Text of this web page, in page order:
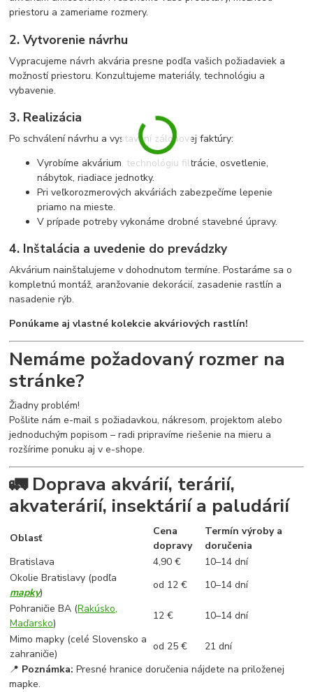
priestoru a zameriame rozmery.
2. Vytvorenie návrhu
Vypracujeme návrh akvária presne podľa vašich požiadaviek a
možností priestoru. Konzultujeme materiály, technológiu a
vybavenie.
3. Realizácia
Po schválení návrhu a vystavení zálohovej faktúry:
Vyrobíme akvárium, technológiu filtrácie, osvetlenie,
nábytok, riadiace jednotky.
Pri veľkorozmerových akváriách zabezpečíme lepenie
priamo na mieste.
V prípade potreby vykonáme drobné stavebné úpravy.
4. Inštalácia a uvedenie do prevádzky
Akvárium nainštalujeme v dohodnutom termíne. Postaráme sa o
kompletnú montáž, aranžovanie dekorácií, zasadenie rastlín a
nasadenie rýb.
Ponúkame aj vlastné kolekcie akváriových rastlín!
Nemáme požadovaný rozmer na
stránke?
Žiadny problém!
Pošlite nám e-mail s požiadavkou, nákresom, projektom alebo
jednoduchým popisom – radi pripravíme riešenie na mieru a
rozšírime ponuku aj v e-shope.
🚛 Doprava akvárií, terárií,
akvaterárií, insektárií a paludárií
Oblasť
Cena
dopravy
Termín výroby a
doručenia
Bratislava
4,90 €
10–14 dní
Okolie Bratislavy (podľa
mapky)
od 12 €
10–14 dní
Pohraničie BA (Rakúsko,
Maďarsko)
12 €
10–14 dní
Mimo mapky (celé Slovensko a
zahraničie)
od 25 €
21 dní
📍 Poznámka: Presné hranice doručenia nájdete na priloženej
mapke.